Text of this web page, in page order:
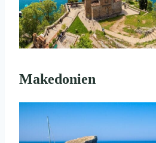
Makedonien